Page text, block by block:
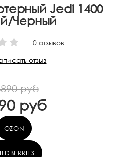
Jedi 1400
Черный
0 отзывов
отзыв
руб
руб
OZON